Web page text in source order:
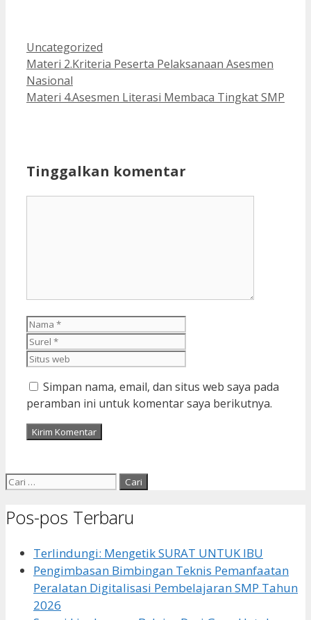
Kategori
Uncategorized
Materi 2.Kriteria Peserta Pelaksanaan Asesmen
Nasional
Materi 4.Asesmen Literasi Membaca Tingkat SMP
Tinggalkan komentar
Nama
Simpan nama, email, dan situs web saya pada
peramban ini untuk komentar saya berikutnya.
Cari
Pos-pos Terbaru
Terlindungi: Mengetik SURAT UNTUK IBU
Pengimbasan Bimbingan Teknis Pemanfaatan
Peralatan Digitalisasi Pembelajaran SMP Tahun
2026